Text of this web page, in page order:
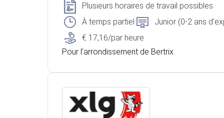
Plusieurs horaires de travail possibles
À temps partiel
Junior (0-2 ans
€ 17,16/par heure
Pour l'arrondissement de Bertrix.